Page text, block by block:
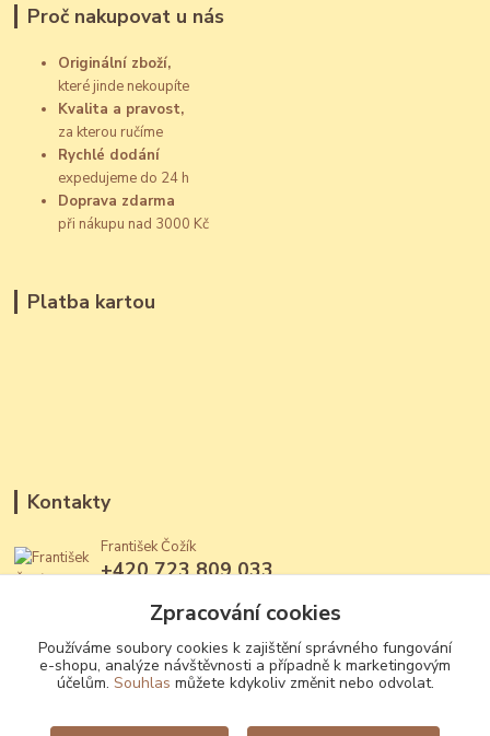
Proč nakupovat u nás
Originální zboží,
které jinde nekoupíte
Kvalita a pravost,
za kterou ručíme
Rychlé dodání
expedujeme do 24 h
Doprava zdarma
při nákupu nad 3000 Kč
Platba kartou
Kontakty
František Čožík
+420 723 809 033
Zpracování cookies
Používáme soubory cookies k zajištění správného fungování
e-shopu, analýze návštěvnosti a případně k marketingovým
účelům. Souhlas můžete kdykoliv změnit nebo odvolat.